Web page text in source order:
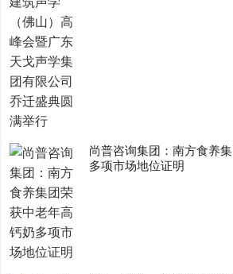
尚普咨询集团：南方食养
多项市场地位证明